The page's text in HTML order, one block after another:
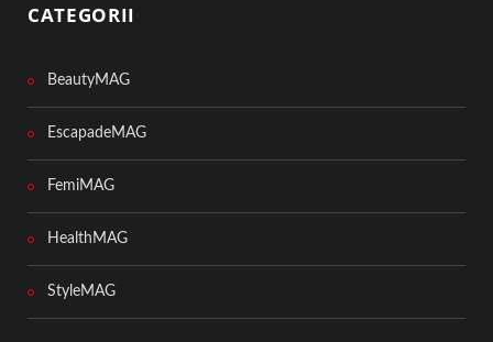
CATEGORII
BeautyMAG
EscapadeMAG
FemiMAG
HealthMAG
StyleMAG